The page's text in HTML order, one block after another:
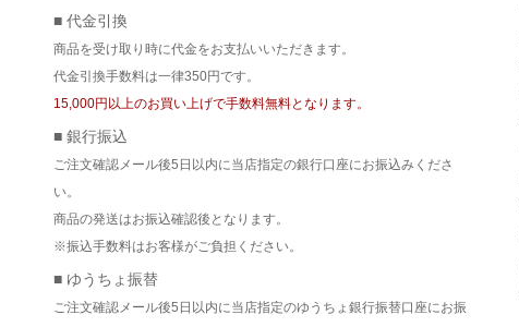
■ 代金引換
商品を受け取り時に代金をお支払いいただきます。
代金引換手数料は一律350円です。
15,000円以上のお買い上げで手数料無料となります。
■ 銀行振込
ご注文確認メール後5日以内に当店指定の銀行口座にお振込みくださ
い。
商品の発送はお振込確認後となります。
※振込手数料はお客様がご負担ください。
■ ゆうちょ振替
ご注文確認メール後5日以内に当店指定のゆうちょ銀行振替口座にお振